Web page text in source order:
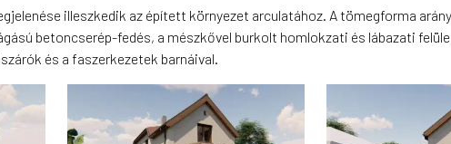
illeszkedik az épített környezet arculatához. A tömegforma
betoncserép-fedés, a mészkővel burkolt homlokzati és lábazati
és a faszerkezetek barnáival.